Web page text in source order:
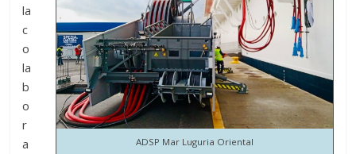
ADSP Mar Luguria Oriental
la
c
o
la
b
o
r
a